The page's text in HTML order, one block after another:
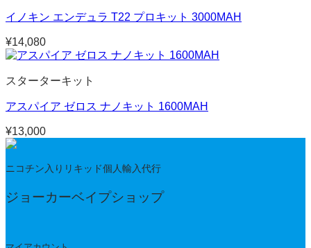
イノキン エンデュラ T22 プロキット 3000MAH
¥14,080
スターターキット
アスパイア ゼロス ナノキット 1600MAH
¥13,000
ニコチン入りリキッド個人輸入代行
ジョーカーベイプショップ